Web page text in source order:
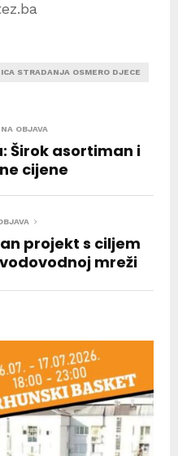
STRADANJA OSMERO DJECE
OBJAVA
Širok asortiman i
cijene
projekt s ciljem
mreži